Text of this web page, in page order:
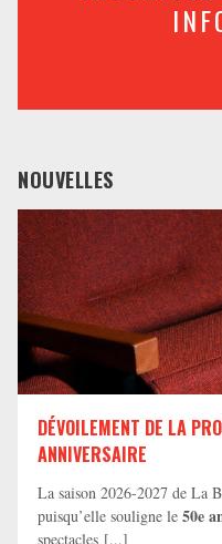
NOUVELLES
DÉVOILEMENT DE LA
ANNIVERSAIRE
La saison 2026-2027 de La
puisqu’elle souligne le 50e
spectacles [...]